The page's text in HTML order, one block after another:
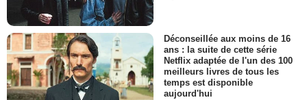
Déconseillée aux moins de 16
ans : la suite de cette série
Netflix adaptée de l'un des 100
meilleurs livres de tous les
temps est disponible
aujourd'hui